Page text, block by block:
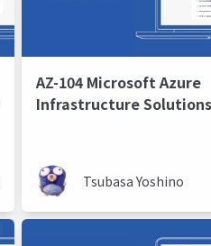
AZ-104 Microsoft Azure
Infrastructure Solutions
Tsubasa Yoshino